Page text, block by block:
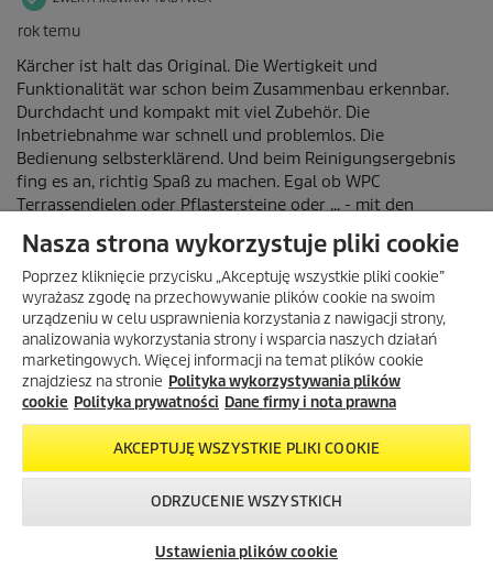
sklepie
internetowym
Nasza strona wykorzystuje pliki cookie
Poprzez kliknięcie przycisku „Akceptuję wszystkie pliki cookie”
wyrażasz zgodę na przechowywanie plików cookie na swoim
urządzeniu w celu usprawnienia korzystania z nawigacji strony,
analizowania wykorzystania strony i wsparcia naszych działań
marketingowych. Więcej informacji na temat plików cookie
znajdziesz na stronie Polityka wykorzystywania plików
cookie Polityka prywatności Dane firmy i nota prawna
AKCEPTUJĘ WSZYSTKIE PLIKI COOKIE
ODRZUCENIE WSZYSTKICH
Ustawienia plików cookie